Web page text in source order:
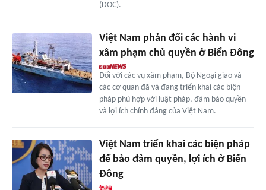
(DOC).
Việt Nam phản đối các hành vi
xâm phạm chủ quyền ở Biển Đông
Đối với các vụ xâm phạm, Bộ Ngoại giao và
các cơ quan đã và đang triển khai các biện
pháp phù hợp với luật pháp, đảm bảo quyền
và lợi ích chính đáng của Việt Nam.
Việt Nam triển khai các biện pháp
để bảo đảm quyền, lợi ích ở Biển
Đông